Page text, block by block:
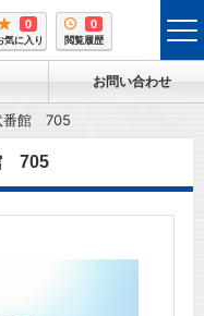
0
気に入り
0
閲覧履歴
お問い合わせ
番館 705
705